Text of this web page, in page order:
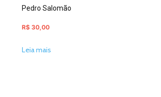
Pedro Salomão
R$ 30,00
Leia mais